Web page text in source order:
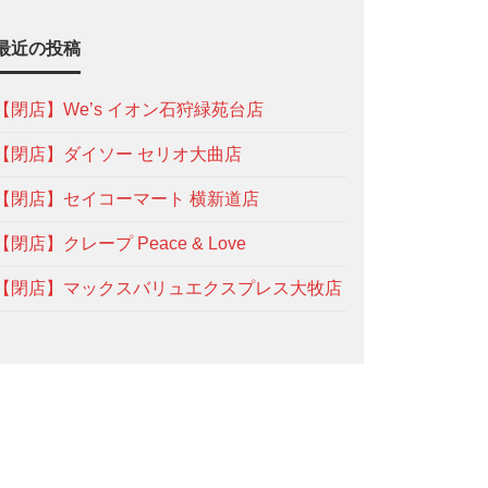
近の投稿
【閉店】We’s イオン石狩緑苑台店
【閉店】ダイソー セリオ大曲店
【閉店】セイコーマート 横新道店
【閉店】クレープ Peace & Love
【閉店】マックスバリュエクスプレス大牧店